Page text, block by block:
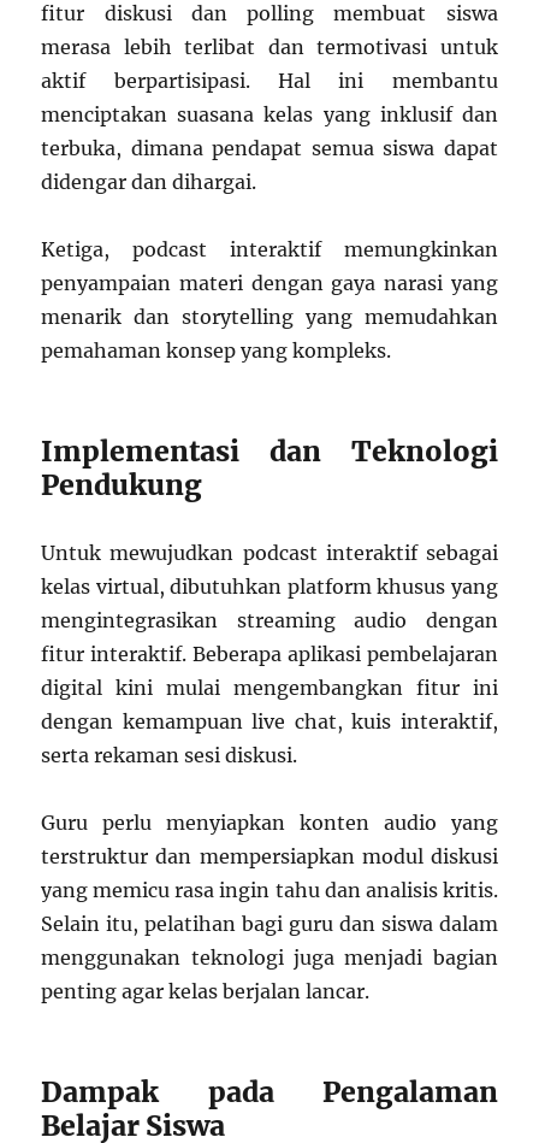
fitur diskusi dan polling membuat siswa
merasa lebih terlibat dan termotivasi untuk
aktif berpartisipasi. Hal ini membantu
menciptakan suasana kelas yang inklusif dan
terbuka, dimana pendapat semua siswa dapat
didengar dan dihargai.
Ketiga, podcast interaktif memungkinkan
penyampaian materi dengan gaya narasi yang
menarik dan storytelling yang memudahkan
pemahaman konsep yang kompleks.
Implementasi dan Teknologi
Pendukung
Untuk mewujudkan podcast interaktif sebagai
kelas virtual, dibutuhkan platform khusus yang
mengintegrasikan streaming audio dengan
fitur interaktif. Beberapa aplikasi pembelajaran
digital kini mulai mengembangkan fitur ini
dengan kemampuan live chat, kuis interaktif,
serta rekaman sesi diskusi.
Guru perlu menyiapkan konten audio yang
terstruktur dan mempersiapkan modul diskusi
yang memicu rasa ingin tahu dan analisis kritis.
Selain itu, pelatihan bagi guru dan siswa dalam
menggunakan teknologi juga menjadi bagian
penting agar kelas berjalan lancar.
Dampak pada Pengalaman
Belajar Siswa